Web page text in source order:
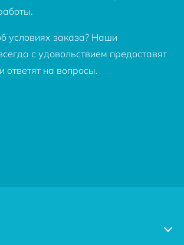
условиях заказа? Наши
с удовольствием предоставят
ответят на вопросы.